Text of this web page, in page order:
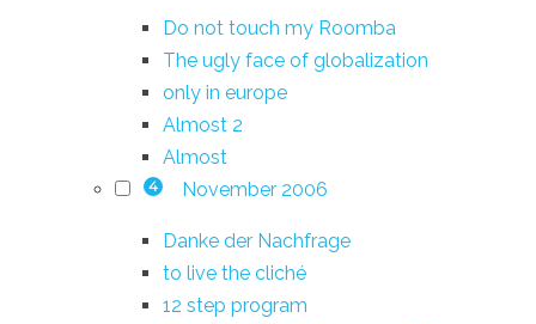
Do not touch my Roomba
The ugly face of globalization
only in europe
Almost 2
Almost
4 November 2006
Danke der Nachfrage
to live the cliché
12 step program